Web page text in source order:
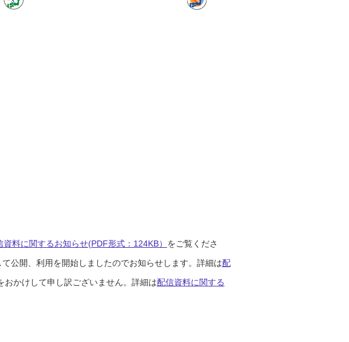
資料に関するお知らせ(PDF形式：124KB） をご覧くださ
公開、利用を開始しましたのでお知らせします。詳細は配
かけして申し訳ございません。詳細は配信資料に関する